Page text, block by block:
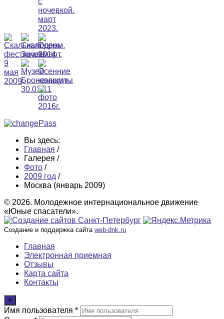
Вы здесь:
Главная /
Галерея /
Фото /
2009 год /
Москва (январь 2009)
© 2026. Молодежное интернациональное движение
«Юные спасатели».
Создание и поддержка сайта web-dnk.ru
Главная
Электронная приемная
Отзывы
Карта сайта
Контакты
×
Имя пользователя *